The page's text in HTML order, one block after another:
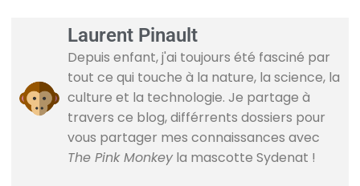
Laurent Pinault
Depuis enfant, j'ai toujours été fasciné par
tout ce qui touche à la nature, la science, la
culture et la technologie. Je partage à
travers ce blog, différrents dossiers pour
vous partager mes connaissances avec
The Pink Monkeyla mascotte Sydenat !